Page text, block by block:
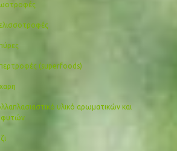
(superfoods)
υλικό αρωματικών και
φυτών